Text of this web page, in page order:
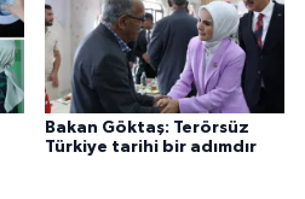
Bakan Göktaş: Terörsüz
Türkiye tarihi bir adımdır